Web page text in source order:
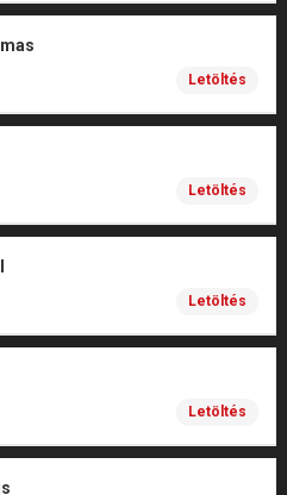
Letöltés
Letöltés
Letöltés
Letöltés